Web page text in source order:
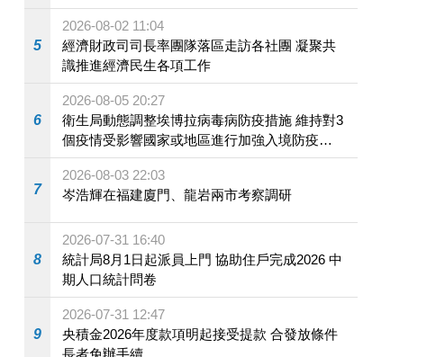
5
2026-08-02 11:04
經濟財政司司長率團隊落區走訪各社團 凝聚共
識推進經濟民生各項工作
6
2026-08-05 20:27
衛生局動態調整埃博拉病毒病防疫措施 維持對3
個疫情受影響國家或地區進行加強入境防疫措
施
7
2026-08-03 22:03
岑浩輝在福建廈門、龍岩兩市考察調研
8
2026-07-31 16:40
統計局8月1日起派員上門 協助住戶完成2026 中
期人口統計問卷
9
2026-07-31 12:47
央積金2026年度款項明起接受提款 合發放條件
長者免辦手續